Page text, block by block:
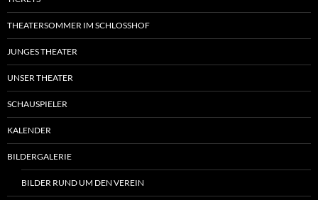
THEATERSOMMER IM SCHLOSSHOF
JUNGES THEATER
UNSER THEATER
SCHAUSPIELER
KALENDER
BILDERGALERIE
BILDER RUND UM DEN VEREIN